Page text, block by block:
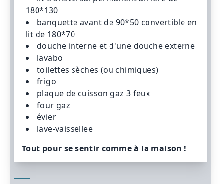
180*130
banquette avant de 90*50 convertible en
lit de 180*70
douche interne et d'une douche externe
lavabo
toilettes sèches (ou chimiques)
frigo
plaque de cuisson gaz 3 feux
four gaz
évier
lave-vaissellee
Tout pour se sentir comme à la maison !